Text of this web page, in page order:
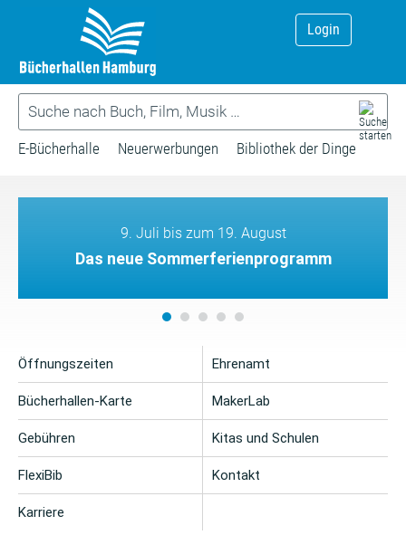
Login
E-Bücherhalle Neuerwerbungen Bibliothek der Dinge
9. Juli bis zum 19. August
Das neue Sommerferienprogramm
Öffnungszeiten
Bücherhallen-Karte
Gebühren
FlexiBib
Karriere
Ehrenamt
MakerLab
Kitas und Schulen
Kontakt